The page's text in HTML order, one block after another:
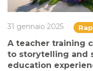
31 gennaio 2025
A teacher training
to storytelling and
education